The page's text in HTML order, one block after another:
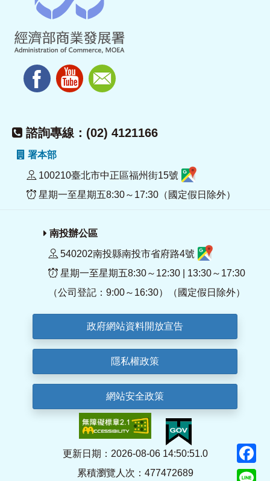
諮詢專線：(02) 4121166
署本部
100210臺北市中正區福州街15號
星期一至星期五8:30～17:30（國定假日除外）
南投辦公區
540202南投縣南投市省府路4號
星期一至星期五8:30～12:30 | 13:30～17:30
（公司登記：9:00～16:30）（國定假日除外）
政府網站資料開放宣告
隱私權政策
網站安全政策
更新日期：2026-08-06 14:50:51.0
累積瀏覽人次：477472689